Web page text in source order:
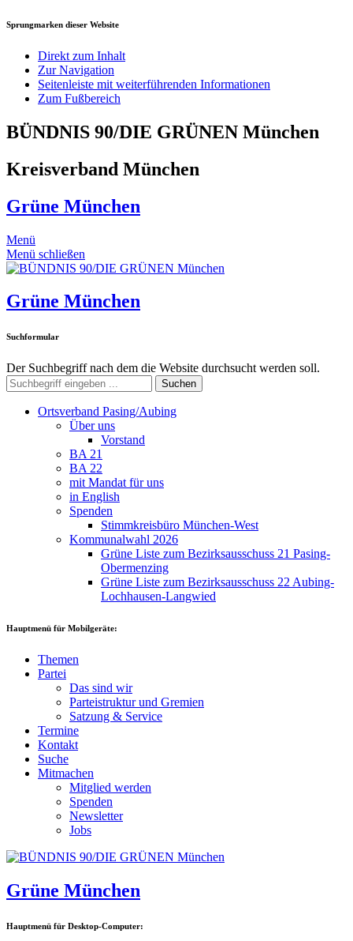
Sprungmarken dieser Website
Direkt zum Inhalt
Zur Navigation
Seitenleiste mit weiterführenden Informationen
Zum Fußbereich
BÜNDNIS 90/DIE GRÜNEN München
Kreisverband München
Grüne München
Menü
Menü schließen
Grüne München
Suchformular
Der Suchbegriff nach dem die Website durchsucht werden soll.
Suchen
Ortsverband Pasing/Aubing
Über uns
Vorstand
BA 21
BA 22
mit Mandat für uns
in English
Spenden
Stimmkreisbüro München-West
Kommunalwahl 2026
Grüne Liste zum Bezirksausschuss 21 Pasing-
Obermenzing
Grüne Liste zum Bezirksausschuss 22 Aubing-
Lochhausen-Langwied
Hauptmenü für Mobilgeräte:
Themen
Partei
Das sind wir
Parteistruktur und Gremien
Satzung & Service
Termine
Kontakt
Suche
Mitmachen
Mitglied werden
Spenden
Newsletter
Jobs
Grüne München
Hauptmenü für Desktop-Computer: